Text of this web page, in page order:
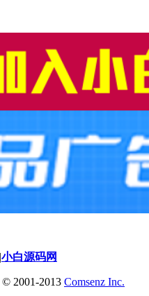
小白源码网
© 2001-2013 Comsenz Inc.